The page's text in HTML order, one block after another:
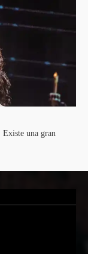
Existe una gran